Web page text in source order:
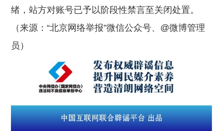
绪，站方对账号已予以阶段性禁言至关闭处置。
（来源：“北京网络举报”微信公众号、@微博管理
员）